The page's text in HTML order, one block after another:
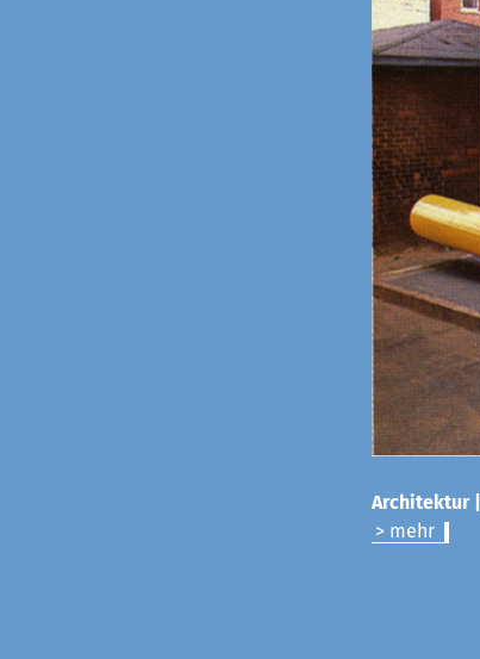
Architektur |
> mehr